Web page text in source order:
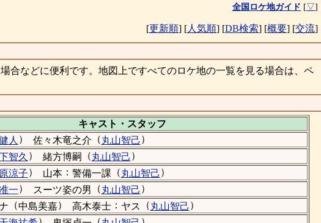
全国ロケ地ガイド [▽]
[更新順] [人気順] [DB検索] [概要] [交流]
合などに便利です。地図上ですべてのロケ地の一覧を見る場合は、ペ
キャスト・ スタッフ
人 ） 佐々木竜之介 （丸山智己 ）
智久 ） 緒方博嗣 （丸山智己 ）
涼子） 山本 ： 警備一課 （丸山智己 ）
一） スーツ姿の男 （丸山智己 ）
（中島美嘉） 高木泰士： ヤス （丸山智己 ）